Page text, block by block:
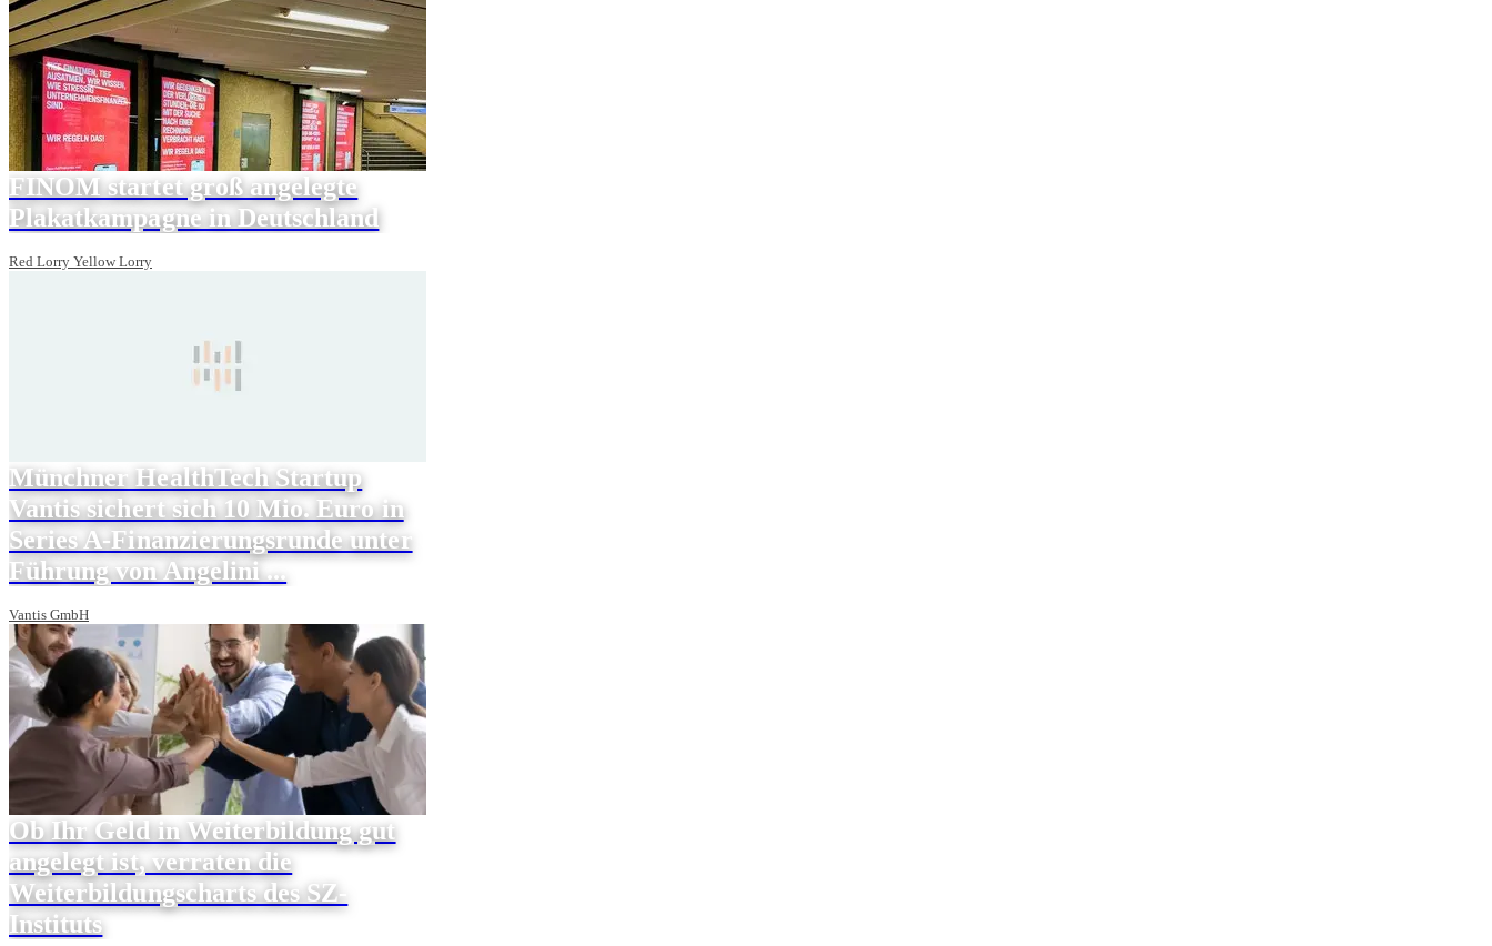
FINOM startet groß angelegte
Plakatkampagne in Deutschland
Red Lorry Yellow Lorry
Münchner HealthTech Startup
Vantis sichert sich 10 Mio. Euro in
Series A-Finanzierungsrunde unter
Führung von Angelini ...
Vantis GmbH
Ob Ihr Geld in Weiterbildung gut
angelegt ist, verraten die
Weiterbildungscharts des SZ-
Instituts